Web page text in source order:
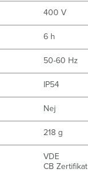
400 V
6 h
50-60 Hz
IP54
Nej
218 g
VDE
CB Zertifikat